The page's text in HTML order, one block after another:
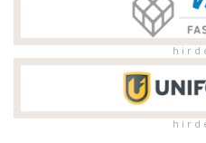
h i r d
h i r d